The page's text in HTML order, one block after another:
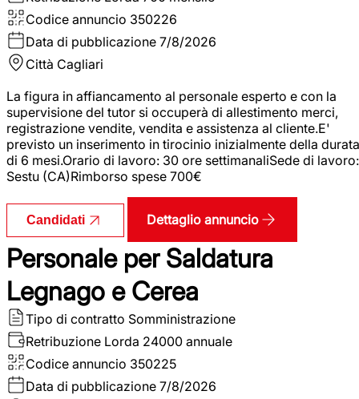
Codice annuncio 350226
Data di pubblicazione 7/8/2026
Città Cagliari
La figura in affiancamento al personale esperto e con la
supervisione del tutor si occuperà di allestimento merci,
registrazione vendite, vendita e assistenza al cliente.E'
previsto un inserimento in tirocinio inizialmente della durata
di 6 mesi.Orario di lavoro: 30 ore settimanaliSede di lavoro:
Sestu (CA)Rimborso spese 700€
Candidati Dettaglio annuncio
Personale per Saldatura
Legnago e Cerea
Tipo di contratto Somministrazione
Retribuzione Lorda 24000 annuale
Codice annuncio 350225
Data di pubblicazione 7/8/2026